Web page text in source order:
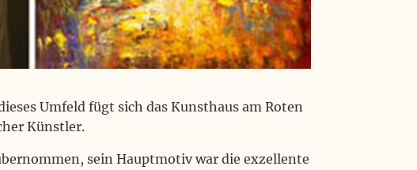
Umfeld fügt sich das Kunsthaus am Roten
Künstler.
sein Hauptmotiv war die exzellente